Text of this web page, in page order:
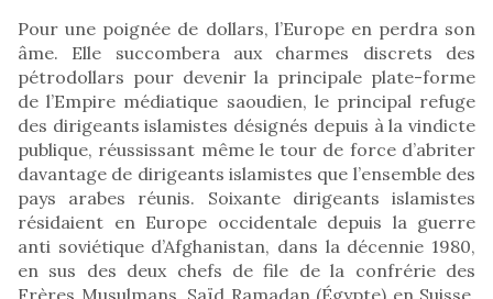
Pour une poignée de dollars, l’Europe en perdra son
âme. Elle succombera aux charmes discrets des
pétrodollars pour devenir la principale plate-forme
de l’Empire médiatique saoudien, le principal refuge
des dirigeants islamistes désignés depuis à la vindicte
publique, réussissant même le tour de force d’abriter
davantage de dirigeants islamistes que l’ensemble des
pays arabes réunis. Soixante dirigeants islamistes
résidaient en Europe occidentale depuis la guerre
anti soviétique d’Afghanistan, dans la décennie 1980,
en sus des deux chefs de file de la confrérie des
Frères Musulmans, Saïd Ramadan (Égypte) en Suisse,